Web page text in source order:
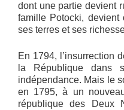
dont une partie devient
famille Potocki, devient
ses terres et ses
En 1794, l’insurrection
la République dans
indépendance. Mais le
en 1795, à un
république des Deux